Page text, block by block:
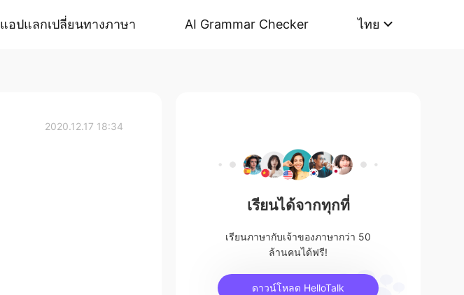
แอปแลกเปลี่ยนทางภาษา AI Grammar Checker ไทย
2020.12.17 18:34
เรียนได้จากทุกที่
เรียนภาษากับเจ้าของภาษากว่า 50
ล้านคนได้ฟรี!
ดาวน์โหลด HelloTalk